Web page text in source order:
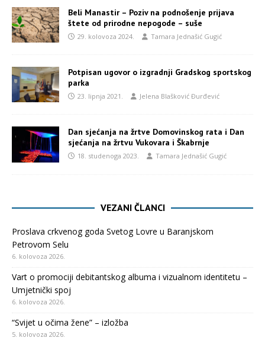
Beli Manastir – Poziv na podnošenje prijava
štete od prirodne nepogode – suše
29. kolovoza 2024. Tamara Jednašić Gugić
Potpisan ugovor o izgradnji Gradskog sportskog
parka
23. lipnja 2021. Jelena Blašković Đurđević
Dan sjećanja na žrtve Domovinskog rata i Dan
sjećanja na žrtvu Vukovara i Škabrnje
18. studenoga 2023. Tamara Jednašić Gugić
VEZANI ČLANCI
Proslava crkvenog goda Svetog Lovre u Baranjskom
Petrovom Selu
6. kolovoza 2026.
Vart o promociji debitantskog albuma i vizualnom identitetu –
Umjetnički spoj
6. kolovoza 2026.
“Svijet u očima žene” – izložba
5. kolovoza 2026.